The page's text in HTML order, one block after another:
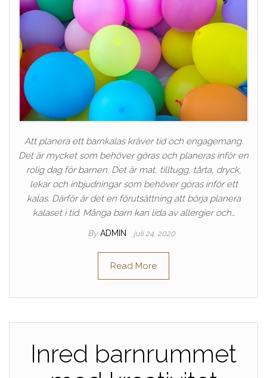
Att planera ett barnkalas kräver tid och engagemang.
Det är mycket som behöver göras och planeras inför en
rolig dag för barnen. Det är mat, tilltugg, tårta, dryck,
lekar och inbjudningar som behöver göras inför ett
kalas. Därför är det en förutsättning att börja planera
kalaset i tid. Många barn kan lida av allergier och…
By ADMIN juli 24, 2020
Read More
Inred barnrummet